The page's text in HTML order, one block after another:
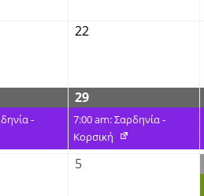
22
-
29
7:00 am: Σαρδηνία -
Κορσική
5